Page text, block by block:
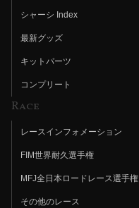
シャーシ Index
最新グッズ
キットパーツ
コンプリート
Race
レースインフォメーション
FIM世界耐久選手権
MFJ全日本ロードレース選手権
その他のレース